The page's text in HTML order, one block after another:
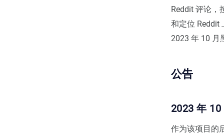
Reddit 评论，
和定位 Reddit
2023 年 10 月
公告
2023 年
作为该项目的